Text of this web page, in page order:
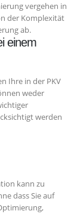
vergehen in
der Komplexität
ab.
einem
Ihre in der PKV
weder
werden
kann zu
dass Sie auf